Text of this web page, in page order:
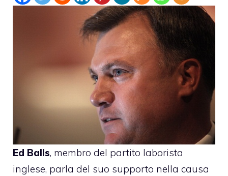
Ed Balls, membro del partito laborista
inglese, parla del suo supporto nella causa